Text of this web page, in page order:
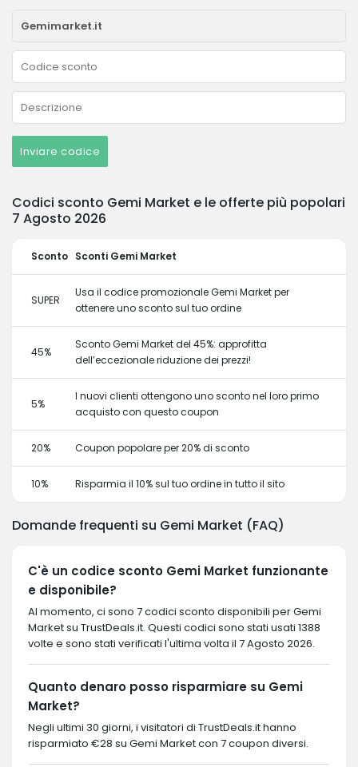
Inviare codice
Codici sconto Gemi Market e le offerte più popolari
7 Agosto 2026
Sconto Sconti Gemi Market
SUPER
Usa il codice promozionale Gemi Market per
ottenere uno sconto sul tuo ordine
45%
Sconto Gemi Market del 45%: approfitta
dell’eccezionale riduzione dei prezzi!
5%
I nuovi clienti ottengono uno sconto nel loro primo
acquisto con questo coupon
20% Coupon popolare per 20% di sconto
10% Risparmia il 10% sul tuo ordine in tutto il sito
Domande frequenti su Gemi Market (FAQ)
C'è un codice sconto Gemi Market funzionante
e disponibile?
Al momento, ci sono 7 codici sconto disponibili per Gemi
Market su TrustDeals.it. Questi codici sono stati usati 1388
volte e sono stati verificati l'ultima volta il 7 Agosto 2026.
Quanto denaro posso risparmiare su Gemi
Market?
Negli ultimi 30 giorni, i visitatori di TrustDeals.it hanno
risparmiato €28 su Gemi Market con 7 coupon diversi.